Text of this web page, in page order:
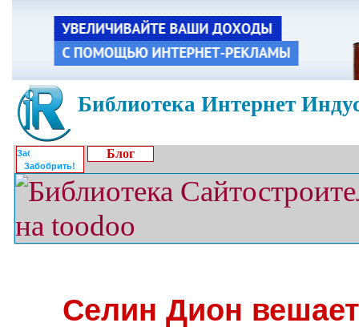
Библиотека Интернет
Забобрить!
Блог
Селин Дион